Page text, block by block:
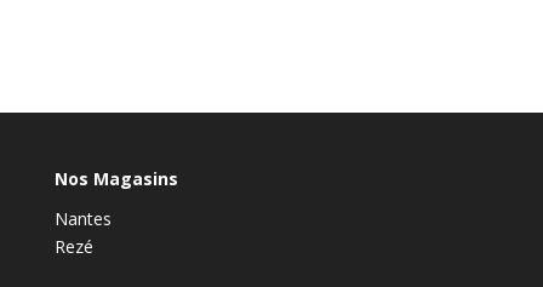
Nos Magasins
Nantes
Rezé